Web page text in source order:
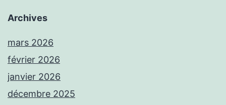
Archives
mars 2026
février 2026
janvier 2026
décembre 2025